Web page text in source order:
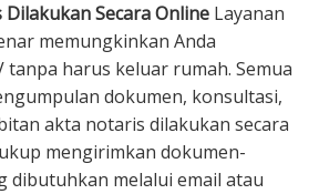
Dilakukan Secara Online Layanan
memungkinkan Anda
tanpa harus keluar rumah. Semua
dokumen, konsultasi,
akta notaris dilakukan secara
mengirimkan dokumen-
dibutuhkan melalui email atau